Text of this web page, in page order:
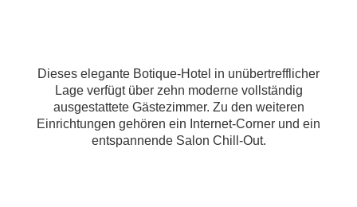
Dieses elegante Botique-Hotel in unübertrefflicher
Lage verfügt über zehn moderne vollständig
ausgestattete Gästezimmer. Zu den weiteren
Einrichtungen gehören ein Internet-Corner und ein
entspannende Salon Chill-Out.